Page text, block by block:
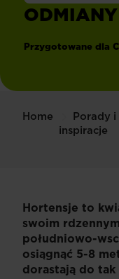
Przygotowane dla
Home
Porady i
inspiracje
Hortensje to
swoim
południowo-
osiągnąć 5-8
dorastają do